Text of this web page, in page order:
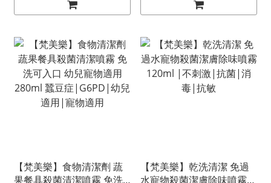
【梵美樂】食物清潔劑 蔬
果餐具殺菌清潔噴霧 免洗
【梵美樂】乾洗清潔 免過
水寵物殺菌潔膚除味噴霧